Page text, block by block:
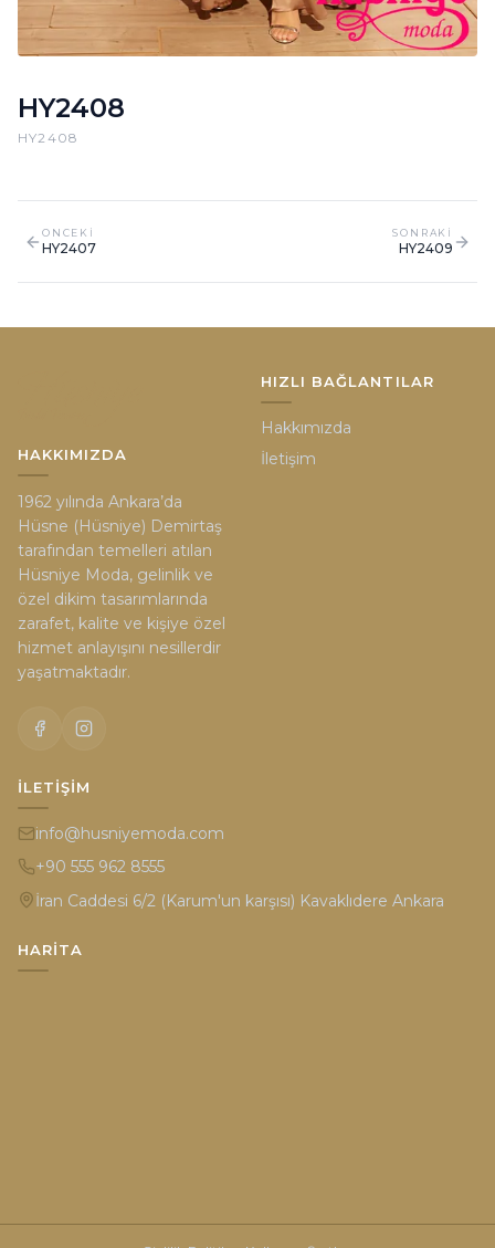
HY2408
HY2408
ONCEKI
HY2407
SONRAKI
HY2409
HAKKIMIZDA
1962 yılında Ankara’da
Hüsne (Hüsniye) Demirtaş
tarafından temelleri atılan
Hüsniye Moda, gelinlik ve
özel dikim tasarımlarında
zarafet, kalite ve kişiye özel
hizmet anlayışını nesillerdir
yaşatmaktadır.
HIZLI BAĞLANTILAR
Hakkımızda
İletişim
İLETIŞIM
info@husniyemoda.com
+90 555 962 8555
İran Caddesi 6/2 (Karum'un karşısı) Kavaklıdere Ankara
HARITA